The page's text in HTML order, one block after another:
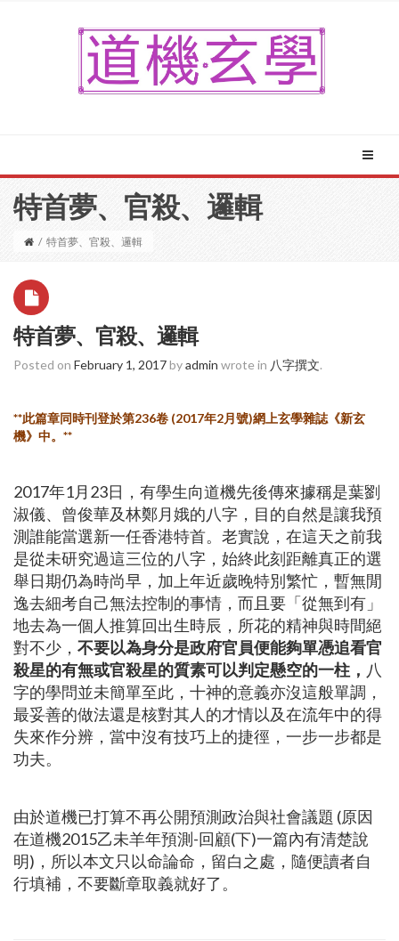
特首夢、官殺、邏輯
/ 特首夢、官殺、邏輯
特首夢、官殺、邏輯
Posted on February 1, 2017byadmin wrote in 八字撰文.
**此篇章同時刊登於第236卷 (2017年2月號)網上玄學雜誌《新玄
機》中。 **
2017年1月23日，有學生向道機先後傳來據稱是葉劉
淑儀、曾俊華及林鄭月娥的八字，目的自然是讓我預
測誰能當選新一任香港特首。老實說，在這天之前我
是從未研究過這三位的八字，始終此刻距離真正的選
舉日期仍為時尚早，加上年近歲晚特別繁忙，暫無閒
逸去細考自己無法控制的事情，而且要「從無到有」
地去為一個人推算回出生時辰，所花的精神與時間絕
對不少， 不要以為身分是政府官員便能夠單憑追看官
殺星的有無或官殺星的質素可以判定懸空的一柱， 八
字的學問並未簡單至此，十神的意義亦沒這般單調，
最妥善的做法還是核對其人的才情以及在流年中的得
失來作分辨，當中沒有技巧上的捷徑，一步一步都是
功夫。
由於道機已打算不再公開預測政治與社會議題 (原因
在道機2015乙未羊年預測-回顧(下)一篇內有清楚說
明)，所以本文只以命論命，留白之處，隨便讀者自
行填補，不要斷章取義就好了。